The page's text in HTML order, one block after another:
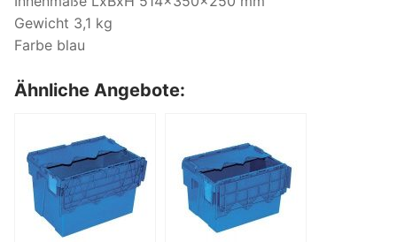
Gewicht 3,1 kg
Farbe blau
Ähnliche Angebote: